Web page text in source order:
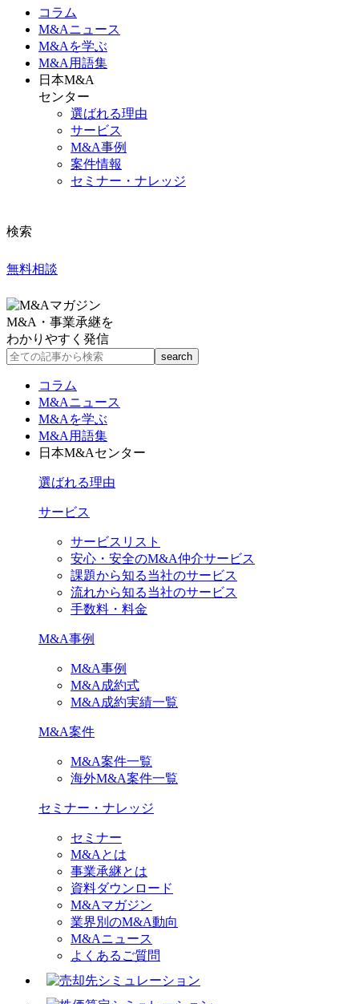
コラム
M&Aニュース
M&Aを学ぶ
M&A 用語集
日本M&A
センター
選ばれる理由
サービス
M&A事例
案件情報
セミナー・ナレッジ
検索
無料相談
M&A・事業承継を
わかりやすく発信
コラム
M&Aニュース
M&Aを学ぶ
M&A用語集
日本M&Aセンター
選ばれる理由
サービス
サービスリスト
安心・安全のM&A仲介サービス
課題から知る当社のサービス
流れから知る当社のサービス
手数料・料金
M&A事例
M&A事例
M&A成約式
M&A成約実績一覧
M&A案件
M&A案件一覧
海外M&A案件一覧
セミナー・ナレッジ
セミナー
M&Aとは
事業承継とは
資料ダウンロード
M&Aマガジン
業界別のM&A動向
M&Aニュース
よくあるご質問